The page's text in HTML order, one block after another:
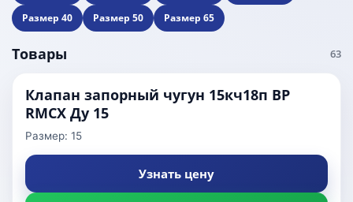
Размер 40
Размер 50 Размер 65
Товары 63
Клапан запорный чугун 15кч18п ВР
RMCX Ду 15
Размер: 15
Узнать цену